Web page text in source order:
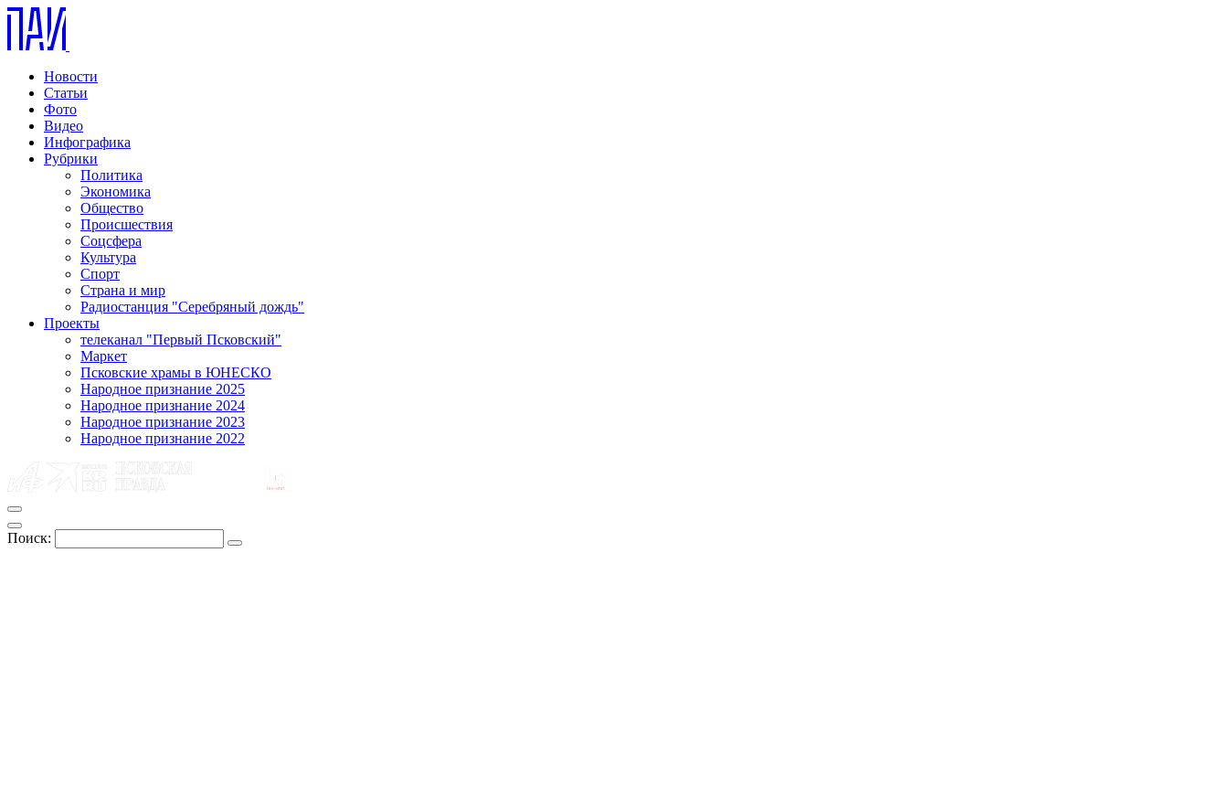
Новости
Статьи
Фото
Видео
Инфографика
Рубрики
Политика
Экономика
Общество
Происшествия
Соцсфера
Культура
Спорт
Страна и мир
Радиостанция "Серебряный дождь"
Проекты
телеканал "Первый Псковский"
Маркет
Псковские храмы в ЮНЕСКО
Народное признание 2025
Народное признание 2024
Народное признание 2023
Народное признание 2022
Поиск: